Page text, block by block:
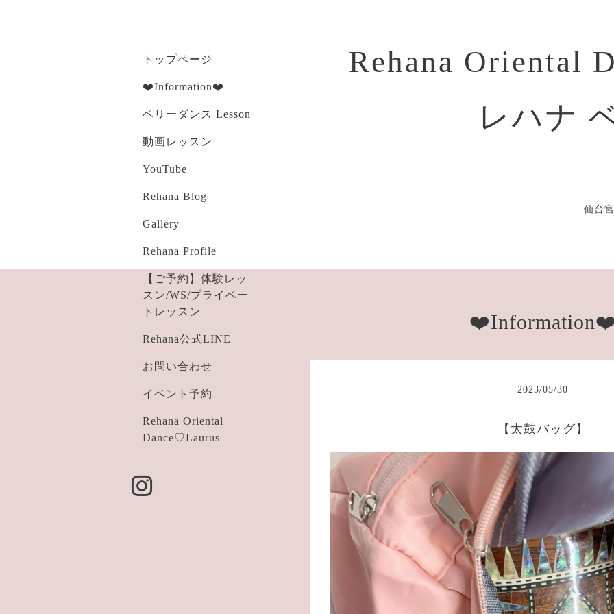
Rehana Oriental
レハナ
仙台
トップページ
❤️Information❤️
ベリーダンス Lesson
動画レッスン
YouTube
Rehana Blog
Gallery
Rehana Profile
【ご予約】体験レッ
スン/WS/プライベー
トレッスン
Rehana公式LINE
お問い合わせ
イベント予約
Rehana Oriental
Dance♡Laurus
2023/05/30
【太鼓バッグ】